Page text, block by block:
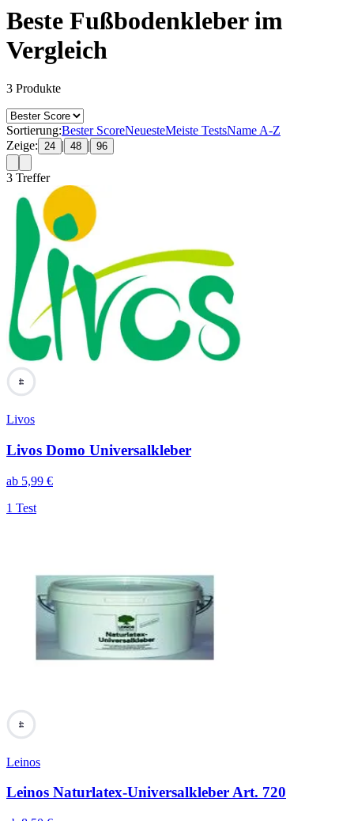
Beste Fußbodenkleber im
Vergleich
3 Produkte
Sortierung:Bester ScoreNeuesteMeiste TestsName A-Z
Zeige: 24 | 48 | 96
3 Treffer
44
Livos
Livos Domo Universalkleber
ab 5,99 €
1 Test
44
Leinos
Leinos Naturlatex-Universalkleber Art. 720